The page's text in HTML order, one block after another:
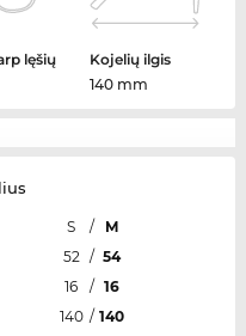
lęšių
Kojelių ilgis
140 mm
S /
M
52 / 54
16 / 16
140 / 140